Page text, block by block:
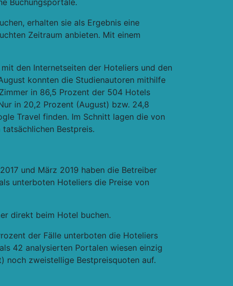
Buchungsportale.
erhalten sie als Ergebnis eine
Zeitraum anbieten. Mit einem
den Internetseiten der Hoteliers und den
konnten die Studienautoren mithilfe
in 86,5 Prozent der 504 Hotels
in 20,2 Prozent (August) bzw. 24,8
Travel finden. Im Schnitt lagen die von
Bestpreis.
und März 2019 haben die Betreiber
unterboten Hoteliers die Preise von
direkt beim Hotel buchen.
der Fälle unterboten die Hoteliers
42 analysierten Portalen wiesen einzig
noch zweistellige Bestpreisquoten auf.